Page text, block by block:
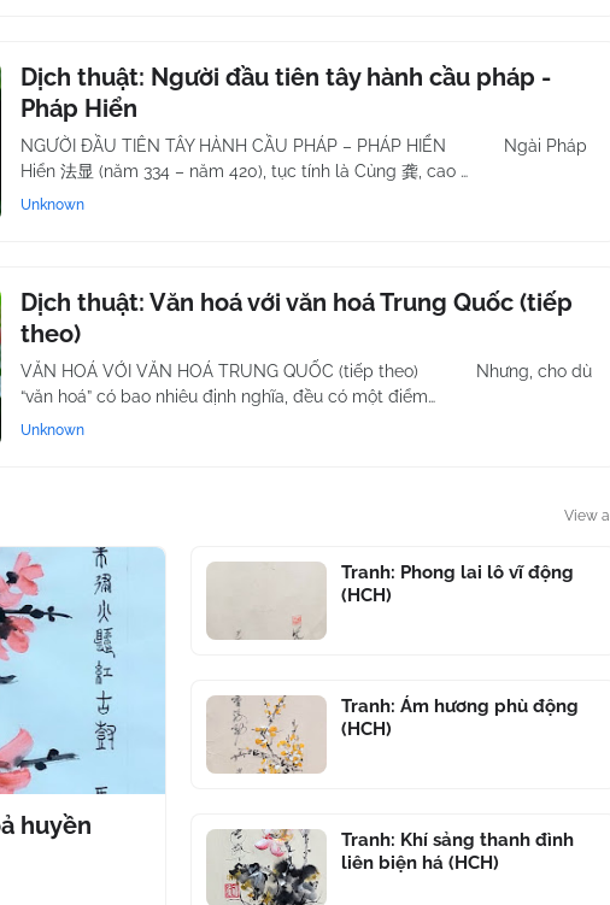
Dịch thuật: Người đầu tiên tây hành cầu pháp -
Pháp Hiển
NGƯỜI ĐẦU TIÊN TÂY HÀNH CẦU PHÁP – PHÁP HIỂN Ngài Pháp
Hiển 法显 (năm 334 – năm 420), tục tính là Củng 龚, cao …
Unknown
Dịch thuật: Văn hoá với văn hoá Trung Quốc (tiếp
theo)
VĂN HOÁ VỚI VĂN HOÁ TRUNG QUỐC (tiếp theo) Nhưng, cho dù
“văn hoá” có bao nhiêu định nghĩa, đều có một điểm…
Unknown
View all
huyền
Tranh: Phong lai lô vĩ động
(HCH)
Tranh: Ám hương phù động
(HCH)
Tranh: Khí sảng thanh đình
liên biện há (HCH)